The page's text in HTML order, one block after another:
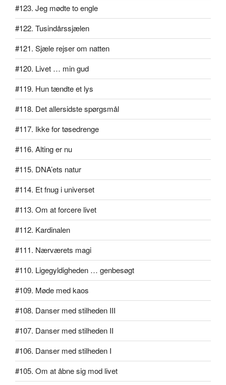
#123. Jeg mødte to engle
#122. Tusindårssjælen
#121. Sjæle rejser om natten
#120. Livet … min gud
#119. Hun tændte et lys
#118. Det allersidste spørgsmål
#117. Ikke for tøsedrenge
#116. Alting er nu
#115. DNA’ets natur
#114. Et fnug i universet
#113. Om at forcere livet
#112. Kardinalen
#111. Nærværets magi
#110. Ligegyldigheden … genbesøgt
#109. Møde med kaos
#108. Danser med stilheden III
#107. Danser med stilheden II
#106. Danser med stilheden I
#105. Om at åbne sig mod livet